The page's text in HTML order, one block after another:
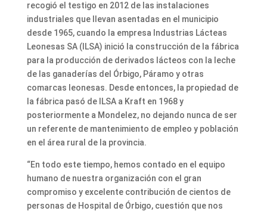
recogió el testigo en 2012 de las instalaciones
industriales que llevan asentadas en el municipio
desde 1965, cuando la empresa Industrias Lácteas
Leonesas SA (ILSA) inició la construcción de la fábrica
para la producción de derivados lácteos con la leche
de las ganaderías del Órbigo, Páramo y otras
comarcas leonesas. Desde entonces, la propiedad de
la fábrica pasó de ILSA a Kraft en 1968 y
posteriormente a Mondelez, no dejando nunca de ser
un referente de mantenimiento de empleo y población
en el área rural de la provincia.
“En todo este tiempo, hemos contado en el equipo
humano de nuestra organización con el gran
compromiso y excelente contribución de cientos de
personas de Hospital de Órbigo, cuestión que nos